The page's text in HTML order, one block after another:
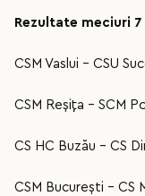
Rezultate meciuri
CSM Vaslui – CSU
CSM Reșița – SCM
CS HC Buzău – CS
CSM București – CS